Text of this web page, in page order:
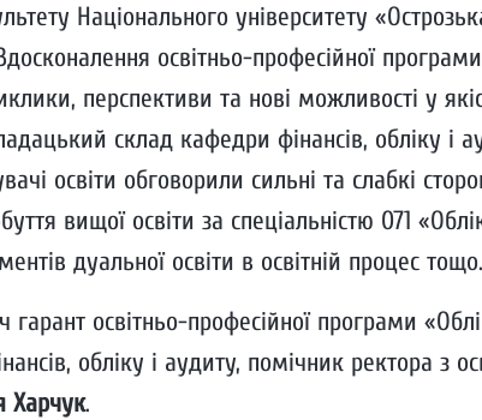
Національного університету
освітньо-професійної
перспективи та нові можливості у
склад кафедри фінансів, обліку і
освіти обговорили сильні та слабкі
вищої освіти за спеціальністю 071
дуальної освіти в освітній процес тощо.
гарант освітньо-професійної програми
обліку і аудиту, помічник ректора з
Харчук.